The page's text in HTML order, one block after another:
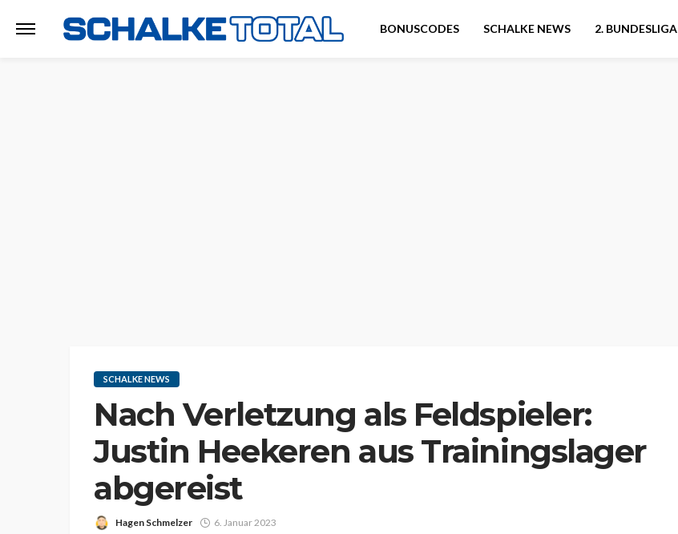
BONUSCODES SCHALKE NEWS 2. BUNDESLIGA
SCHALKE NEWS
Nach Verletzung als Feldspieler:
Justin Heekeren aus Trainingslager
abgereist
Hagen Schmelzer 6. Januar 2023